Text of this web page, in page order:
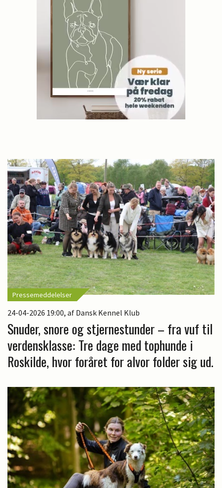
Pressemeddelelser
24-04-2026 19:00, af Dansk Kennel Klub
Snuder, snore og stjernestunder – fra vuf til
verdensklasse: Tre dage med tophunde i
Roskilde, hvor foråret for alvor folder sig ud.